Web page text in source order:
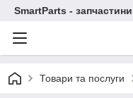
SmartParts -
Товари та послуги